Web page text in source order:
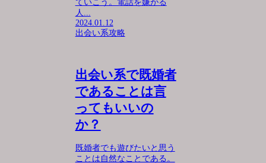
ていこう。電話を嫌がる
人...
2024.01.12
出会い系攻略
出会い系で既婚者
であることは言
ってもいいの
か？
既婚者でも遊びたいと思う
ことは自然なことである。